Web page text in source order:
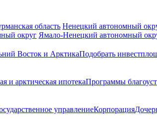
область Ненецкий автономный
округ Ямало-Ненецкий автономный
Восток и АрктикаПодобрать
и арктическая ипотекаПрограммы
управлениеКорпорация